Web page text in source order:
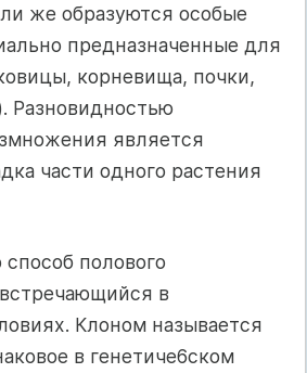
же образуются особые
предназначенные для
корневища, почки,
Разновидностью
является
части одного растения
способ полового
в
Клоном называется
в генетиче6ском